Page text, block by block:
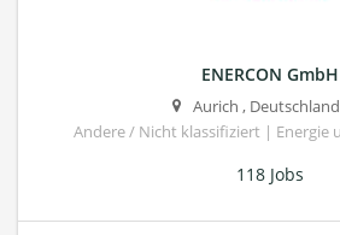
ENERCON GmbH
Aurich , Deutschland
Andere / Nicht klassifiziert | Energie
118 Jobs